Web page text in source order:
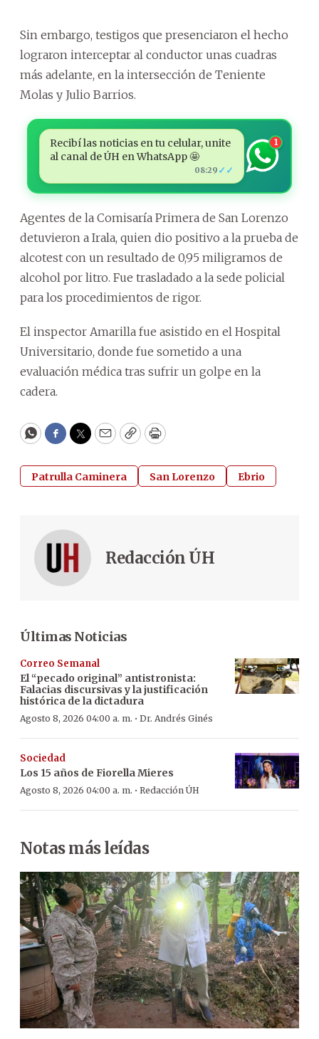
Sin embargo, testigos que presenciaron el hecho
lograron interceptar al conductor unas cuadras
más adelante, en la intersección de Teniente
Molas y Julio Barrios.
Recibí las noticias en tu celular, unite
al canal de ÚH en WhatsApp 🤩
08:29 ✓✓
1
Agentes de la Comisaría Primera de San Lorenzo
detuvieron a Irala, quien dio positivo a la prueba de
alcotest con un resultado de 0,95 miligramos de
alcohol por litro. Fue trasladado a la sede policial
para los procedimientos de rigor.
El inspector Amarilla fue asistido en el Hospital
Universitario, donde fue sometido a una
evaluación médica tras sufrir un golpe en la
cadera.
WhatsApp
Facebook
Twitter
EmailCopyPrint
Patrulla Caminera San Lorenzo Ebrio
Redacción ÚH
Últimas Noticias
Correo Semanal
El “pecado original” antistronista:
Falacias discursivas y la justificación
histórica de la dictadura
Agosto 8, 2026 04:00 a. m. · Dr. Andrés Ginés
Sociedad
Los 15 años de Fiorella Mieres
Agosto 8, 2026 04:00 a. m. · Redacción ÚH
Notas más leídas